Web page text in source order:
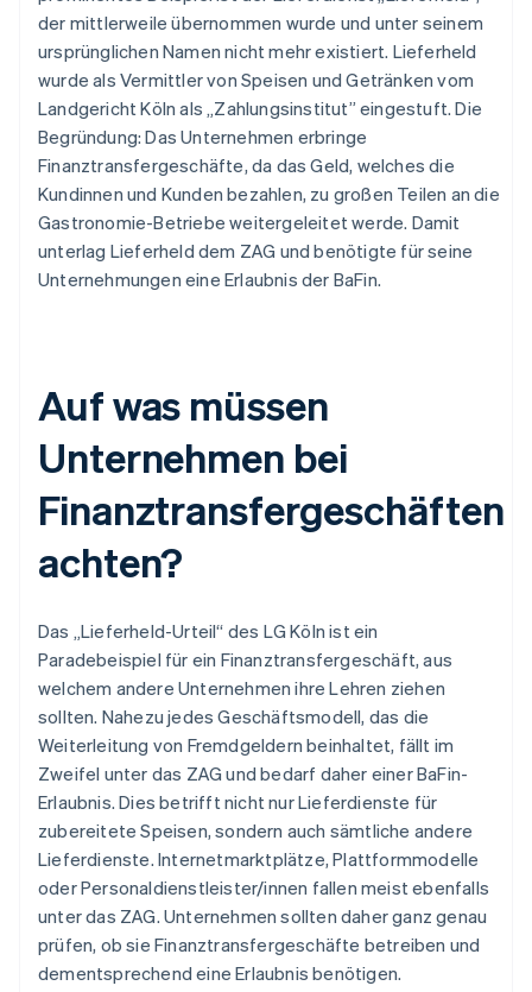
der mittlerweile übernommen wurde und unter seinem
ursprünglichen Namen nicht mehr existiert. Lieferheld
wurde als Vermittler von Speisen und Getränken vom
Landgericht Köln als „Zahlungsinstitut” eingestuft. Die
Begründung: Das Unternehmen erbringe
Finanztransfergeschäfte, da das Geld, welches die
Kundinnen und Kunden bezahlen, zu großen Teilen an die
Gastronomie-Betriebe weitergeleitet werde. Damit
unterlag Lieferheld dem ZAG und benötigte für seine
Unternehmungen eine Erlaubnis der BaFin.
Auf was müssen
Unternehmen bei
Finanztransfergeschäften
achten?
Das „Lieferheld-Urteil“ des LG Köln ist ein
Paradebeispiel für ein Finanztransfergeschäft, aus
welchem andere Unternehmen ihre Lehren ziehen
sollten. Nahezu jedes Geschäftsmodell, das die
Weiterleitung von Fremdgeldern beinhaltet, fällt im
Zweifel unter das ZAG und bedarf daher einer BaFin-
Erlaubnis. Dies betrifft nicht nur Lieferdienste für
zubereitete Speisen, sondern auch sämtliche andere
Lieferdienste. Internetmarktplätze, Plattformmodelle
oder Personaldienstleister/innen fallen meist ebenfalls
unter das ZAG. Unternehmen sollten daher ganz genau
prüfen, ob sie Finanztransfergeschäfte betreiben und
dementsprechend eine Erlaubnis benötigen.